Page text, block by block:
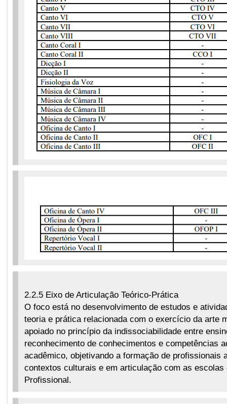
2.2.5 Eixo de Articulação Teórico-Prática
O foco está no desenvolvimento de estudos e
teoria e prática relacionada com o exercício da arte
apoiado no princípio da indissociabilidade entre
reconhecimento de conhecimentos e competências
acadêmico, objetivando a formação de profissionais
contextos culturais e em articulação com as
Profissional.